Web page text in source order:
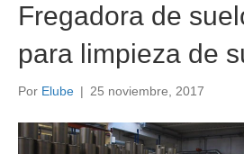
Fregadora de
para limpieza de
Por Elube | 25 noviembre, 2017